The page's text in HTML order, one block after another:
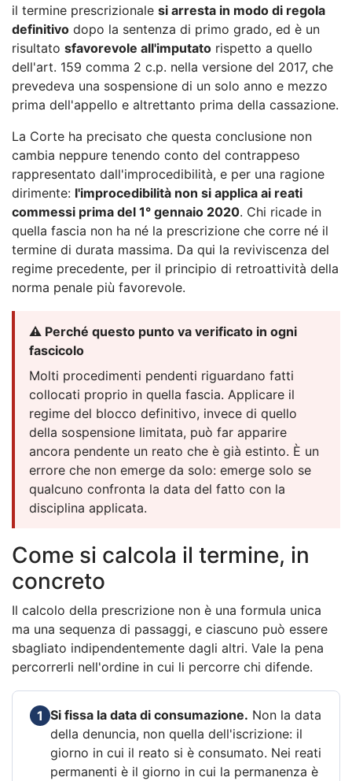
il termine prescrizionale si arresta in modo di regola
definitivo dopo la sentenza di primo grado, ed è un
risultato sfavorevole all'imputato rispetto a quello
dell'art. 159 comma 2 c.p. nella versione del 2017, che
prevedeva una sospensione di un solo anno e mezzo
prima dell'appello e altrettanto prima della cassazione.
La Corte ha precisato che questa conclusione non
cambia neppure tenendo conto del contrappeso
rappresentato dall'improcedibilità, e per una ragione
dirimente: l'improcedibilità non si applica ai reati
commessi prima del 1° gennaio 2020. Chi ricade in
quella fascia non ha né la prescrizione che corre né il
termine di durata massima. Da qui la reviviscenza del
regime precedente, per il principio di retroattività della
norma penale più favorevole.
⚠️ Perché questo punto va verificato in ogni
fascicolo
Molti procedimenti pendenti riguardano fatti
collocati proprio in quella fascia. Applicare il
regime del blocco definitivo, invece di quello
della sospensione limitata, può far apparire
ancora pendente un reato che è già estinto. È un
errore che non emerge da solo: emerge solo se
qualcuno confronta la data del fatto con la
disciplina applicata.
Come si calcola il termine, in
concreto
Il calcolo della prescrizione non è una formula unica
ma una sequenza di passaggi, e ciascuno può essere
sbagliato indipendentemente dagli altri. Vale la pena
percorrerli nell'ordine in cui li percorre chi difende.
1 Si fissa la data di consumazione. Non la data
della denuncia, non quella dell'iscrizione: il
giorno in cui il reato si è consumato. Nei reati
permanenti è il giorno in cui la permanenza è